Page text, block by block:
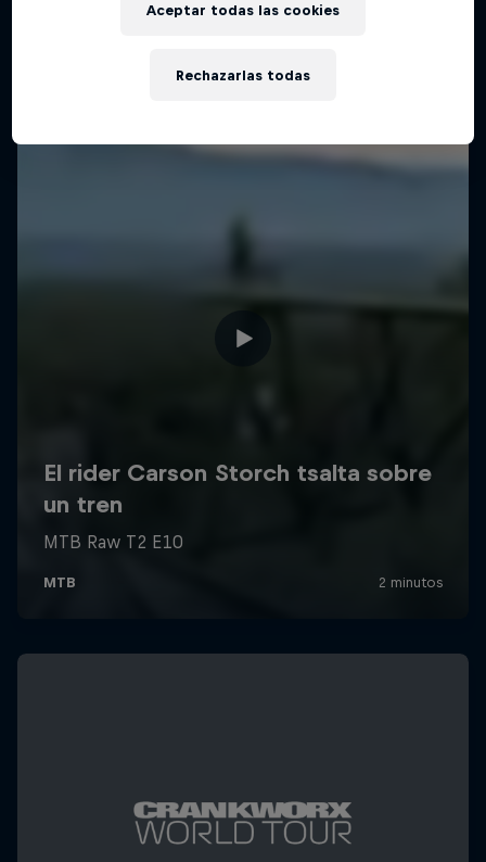
Rechazarlas todas
Aceptar todas las cookies